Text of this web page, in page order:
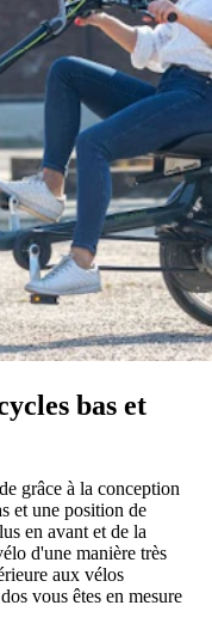
bas et
grâce à la conception
et une position de
en avant et de la
d'une manière très
aux vélos
vous êtes en mesure